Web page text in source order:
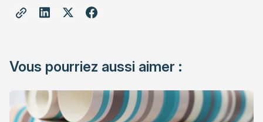
Vous pourriez aussi aimer :